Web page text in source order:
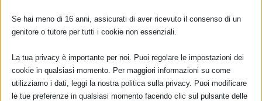
CALENDARIO EVENTI
Se hai meno di 16 anni, assicurati di aver ricevuto il consenso di un
genitore o tutore per tutti i cookie non essenziali.
La tua privacy è importante per noi. Puoi regolare le impostazioni dei
cookie in qualsiasi momento. Per maggiori informazioni su come
utilizziamo i dati, leggi la nostra politica sulla privacy. Puoi modificare
le tue preferenze in qualsiasi momento facendo clic sul pulsante delle